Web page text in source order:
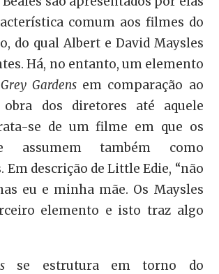
comum aos filmes do
do qual Albert e David Maysles
Há, no entanto, um elemento
Grey Gardens em comparação ao
dos diretores até aquele
se de um filme em que os
assumem também como
Em descrição de Little Edie, “não
eu e minha mãe. Os Maysles
elemento e isto traz algo
se estrutura em torno do